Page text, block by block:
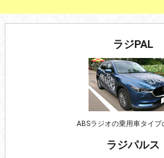
ラジPAL
ABSラジオの乗用車タイプ
ラジパルス